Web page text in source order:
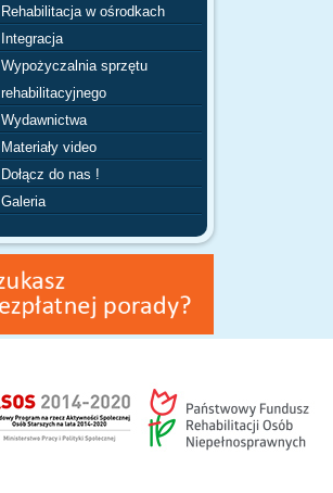
Rehabilitacja w ośrodkach
Integracja
Wypożyczalnia sprzętu
rehabilitacyjnego
Wydawnictwa
Materiały video
Dołącz do nas !
Galeria